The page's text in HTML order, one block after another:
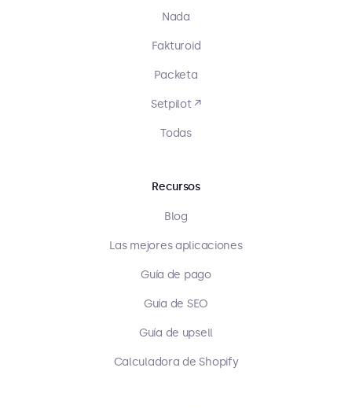
Nada
Fakturoid
Packeta
Setpilot ↗
Todas
Recursos
Blog
Las mejores aplicaciones
Guía de pago
Guía de SEO
Guía de upsell
Calculadora de Shopify